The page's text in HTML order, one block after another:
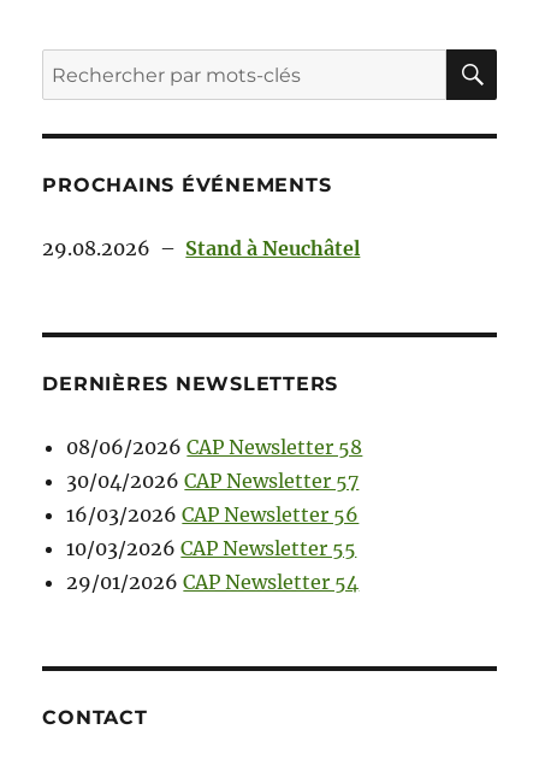
PROCHAINS ÉVÉNEMENTS
29.08.2026 – Stand à Neuchâtel
DERNIÈRES NEWSLETTERS
08/06/2026 CAP Newsletter 58
30/04/2026 CAP Newsletter 57
16/03/2026 CAP Newsletter 56
10/03/2026 CAP Newsletter 55
29/01/2026 CAP Newsletter 54
CONTACT